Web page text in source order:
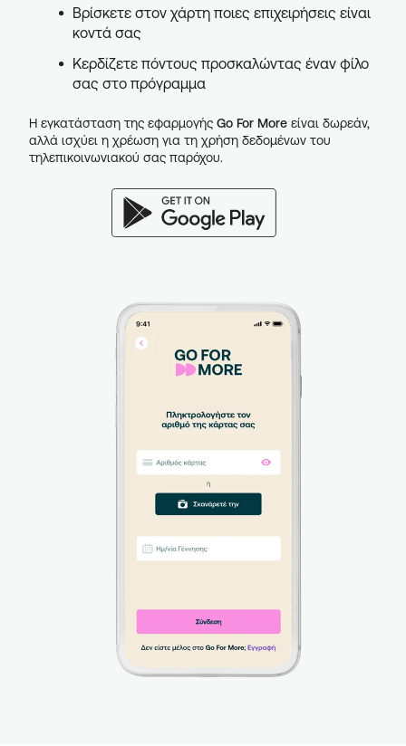
Βρίσκετε στον χάρτη ποιες επιχειρήσεις είναι
κοντά σας
Κερδίζετε πόντους προσκαλώντας έναν φίλο
σας στο πρόγραμμα
Η εγκατάσταση της εφαρμογής Go For More είναι δωρεάν,
αλλά ισχύει η χρέωση για τη χρήση δεδομένων του
τηλεπικοινωνιακού σας παρόχου.